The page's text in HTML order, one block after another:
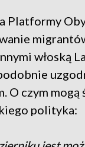
Platformy
włoską
O czym mogą
polityka: